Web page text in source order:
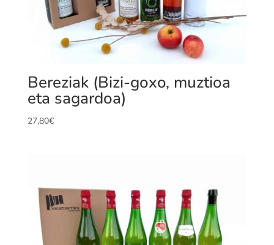
Bereziak (Bizi-goxo, muztioa
eta sagardoa)
27,80€